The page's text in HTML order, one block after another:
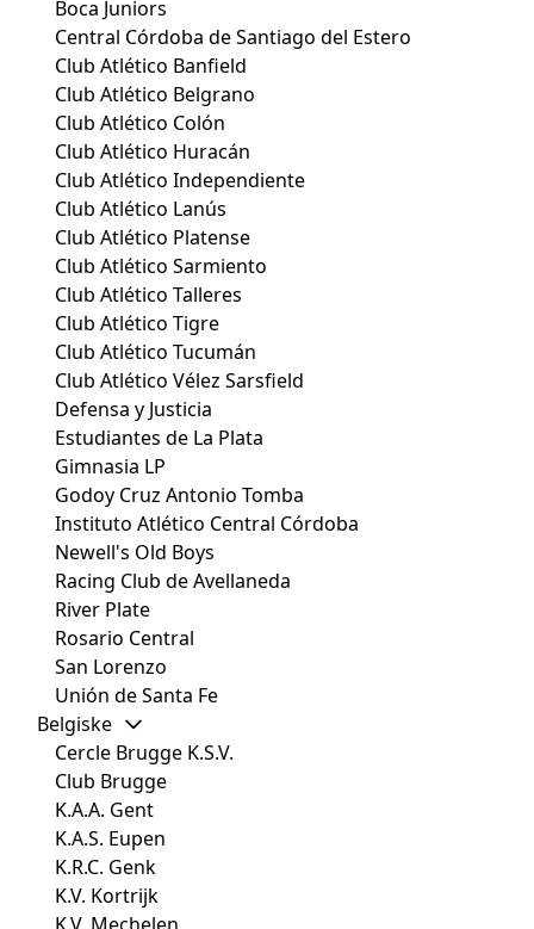
Boca Juniors
Central Córdoba de Santiago del Estero
Club Atlético Banfield
Club Atlético Belgrano
Club Atlético Colón
Club Atlético Huracán
Club Atlético Independiente
Club Atlético Lanús
Club Atlético Platense
Club Atlético Sarmiento
Club Atlético Talleres
Club Atlético Tigre
Club Atlético Tucumán
Club Atlético Vélez Sarsfield
Defensa y Justicia
Estudiantes de La Plata
Gimnasia LP
Godoy Cruz Antonio Tomba
Instituto Atlético Central Córdoba
Newell's Old Boys
Racing Club de Avellaneda
River Plate
Rosario Central
San Lorenzo
Unión de Santa Fe
Belgiske
Cercle Brugge K.S.V.
Club Brugge
K.A.A. Gent
K.A.S. Eupen
K.R.C. Genk
K.V. Kortrijk